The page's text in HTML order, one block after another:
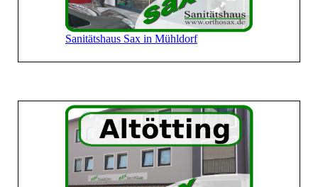
Sanitätshaus Sax in Mühldorf